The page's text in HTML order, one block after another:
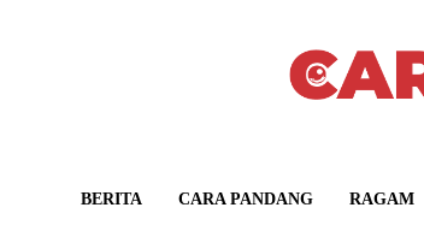
BERITA CARA PANDANG RAGAM